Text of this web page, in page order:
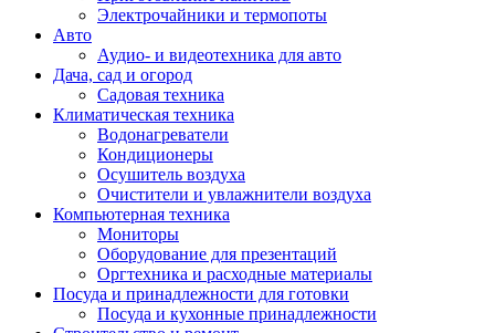
Электрочайники и термопоты
Авто
Аудио- и видеотехника для авто
Дача, сад и огород
Садовая техника
Климатическая техника
Водонагреватели
Кондиционеры
Осушитель воздуха
Очистители и увлажнители воздуха
Компьютерная техника
Мониторы
Оборудование для презентаций
Оргтехника и расходные материалы
Посуда и принадлежности для готовки
Посуда и кухонные принадлежности